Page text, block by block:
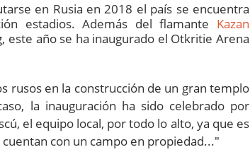
en Rusia en 2018 el país se encuentra
estadios. Además del flamante Kazan
este año se ha inaugurado el Otkritie Arena
rusos en la construcción de un gran templo
la inauguración ha sido celebrado por
el equipo local, por todo lo alto, ya que es
con un campo en propiedad..."